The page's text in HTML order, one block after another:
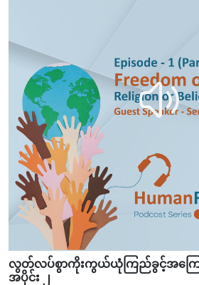
လွတ်လပ်စွာကိုးကွယ်ယုံကြည်ခွင့်အကြော
အပိုင်း ၂